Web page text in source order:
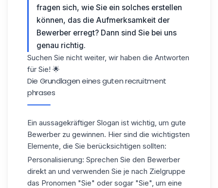
fragen sich, wie Sie ein solches erstellen
können, das die Aufmerksamkeit der
Bewerber erregt? Dann sind Sie bei uns
genau richtig.
Suchen Sie nicht weiter, wir haben die Antworten
für Sie! 🌟
Die Grundlagen eines guten recruitment
phrases
Ein aussagekräftiger Slogan ist wichtig, um gute
Bewerber zu gewinnen. Hier sind die wichtigsten
Elemente, die Sie berücksichtigen sollten:
Personalisierung: Sprechen Sie den Bewerber
direkt an und verwenden Sie je nach Zielgruppe
das Pronomen "Sie" oder sogar "Sie", um eine